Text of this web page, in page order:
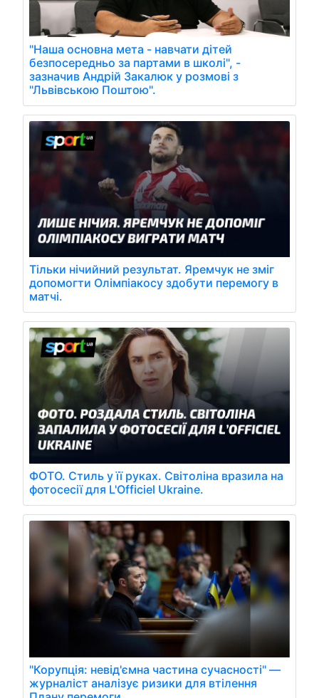
"Наша основна мета - навчати дітей
безпосередньо за партами в школі", -
зазначив Андрій Закалюк у розмові з
"Львівською Поштою".
Тільки нічийний результат. Яремчук не зміг
допомогти Олімпіакосу здобути перемогу в
матчі.
ФОТО. Стиль у її руках. Світоліна вразила на
фотосесії для L'Officiel Ukraine.
"Корупція: невід'ємна частина сучасності" —
журналіст аналізує ризики для втілення